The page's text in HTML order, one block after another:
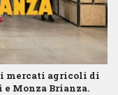
mercati agricoli di
Monza Brianza.